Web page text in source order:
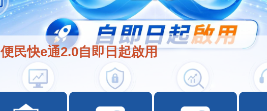
便民快e通2.0自即日起啟用